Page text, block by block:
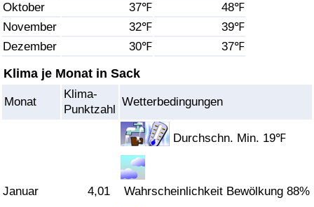
Oktober
37℉
48℉
November
32℉
39℉
Dezember
30℉ 37℉
Klima je Monat in Sack
Monat
Klima-
Punktzahl
Wetterbedingungen
Januar 4,01
Durchschn. Min. 19℉
Wahrscheinlichkeit Bewölkung 88%
Gesundheitsversorgung
Gesundheitsversorgungs-Index (aktuell)
Gesundheitsversorgungs-Index nach Land
Umweltverschmutzung
Umweltverschmutzungs-Index (aktuell)